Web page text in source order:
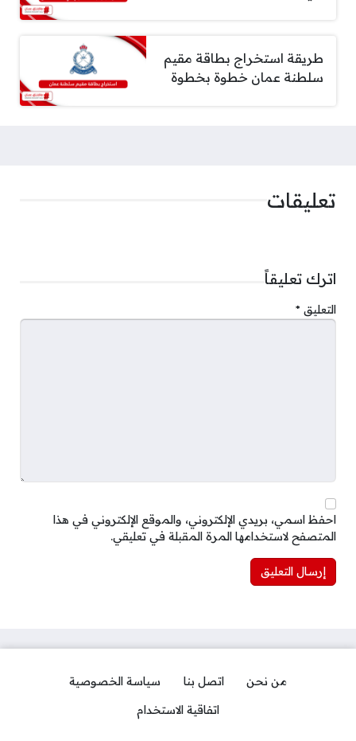
طريقة استخراج بطاقة مقيم
سلطنة عمان خطوة بخطوة
تعليقات
اترك تعليقاً
التعليق *
احفظ اسمي، بريدي الإلكتروني، والموقع الإلكتروني في هذا
المتصفح لاستخدامها المرة المقبلة في تعليقي.
من نحن اتصل بنا
سياسة الخصوصية
اتفاقية الاستخدام